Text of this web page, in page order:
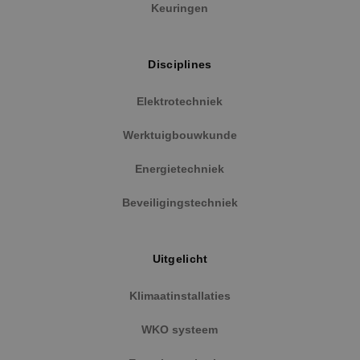
Keuringen
Disciplines
Elektrotechniek
Werktuigbouwkunde
Energietechniek
Beveiligingstechniek
Uitgelicht
Klimaatinstallaties
WKO systeem